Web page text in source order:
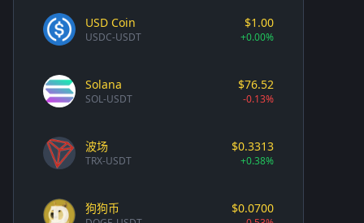
USD Coin
USDC-USDT
$1.00
+0.00%
Solana
SOL-USDT
$76.52
-0.13%
波场
TRX-USDT
$0.3313
+0.38%
狗狗币 $0.0700